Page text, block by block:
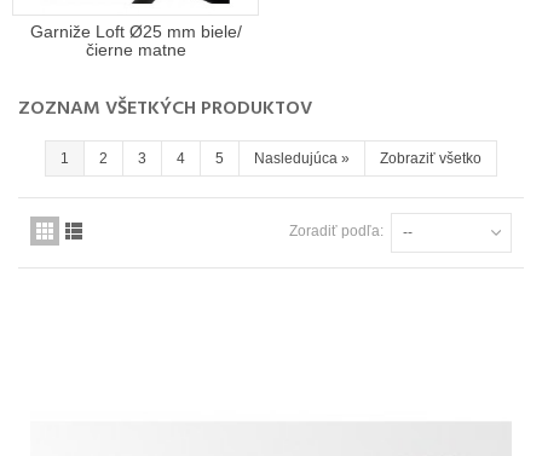
Garniže Loft Ø25 mm biele/
čierne matne
ZOZNAM VŠETKÝCH PRODUKTOV
1 2 3 4 5 Nasledujúca » Zobraziť všetko
Zoradiť podľa: --